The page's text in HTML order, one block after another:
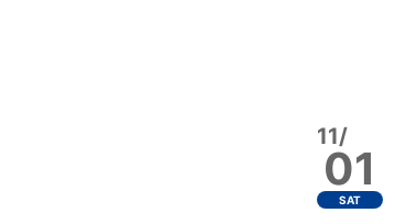
11/
01
SAT